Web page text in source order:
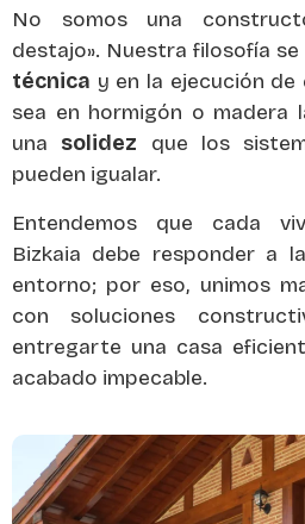
No somos una
destajo». Nuestra filosofía se
técnica y en la ejecución
sea en hormigón o madera
una solidez que los
pueden igualar.
Entendemos que cada
Bizkaia debe responder a
entorno; por eso, unimos
con soluciones
entregarte una casa
acabado impecable.